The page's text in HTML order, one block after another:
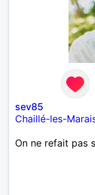
sev85
Chaillé-les-
On ne refait pas